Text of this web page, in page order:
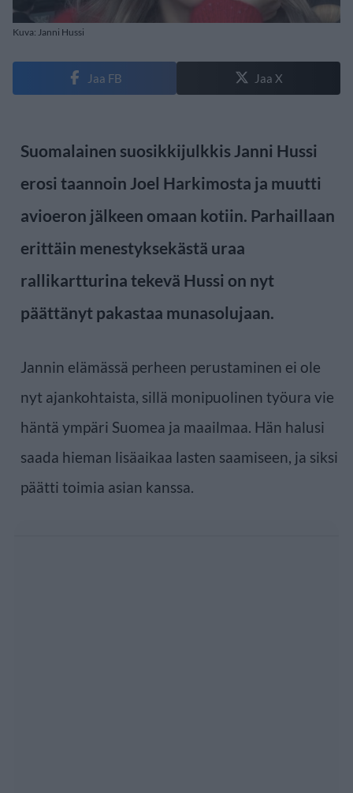
Kuva: Janni Hussi
Jaa FB Jaa X
Suomalainen suosikkijulkkis Janni Hussi
erosi taannoin Joel Harkimosta ja muutti
avioeron jälkeen omaan kotiin. Parhaillaan
erittäin menestyksekästä uraa
rallikartturina tekevä Hussi on nyt
päättänyt pakastaa munasolujaan.
Jannin elämässä perheen perustaminen ei ole
nyt ajankohtaista, sillä monipuolinen työura vie
häntä ympäri Suomea ja maailmaa. Hän halusi
saada hieman lisäaikaa lasten saamiseen, ja siksi
päätti toimia asian kanssa.